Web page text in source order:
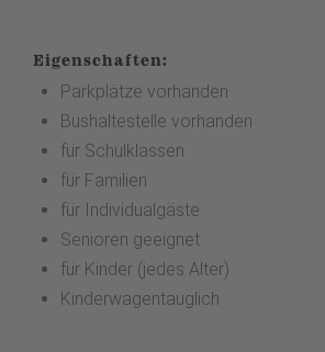
Eigenschaften:
Parkplätze vorhanden
Bushaltestelle vorhanden
für Schulklassen
für Familien
für Individualgäste
Senioren geeignet
für Kinder (jedes Alter)
Kinderwagentauglich